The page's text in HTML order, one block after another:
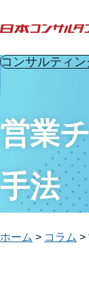
コンサルティ
営業
手法
ホーム > コラム >